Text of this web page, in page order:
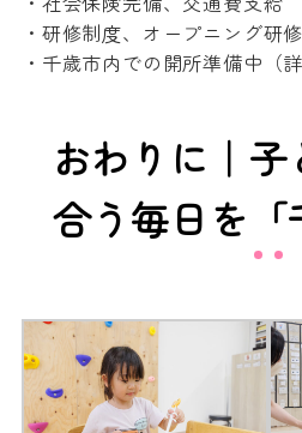
・研修制度、オープニング研
・千歳市内での開所準備中（
おわりに｜子
合う毎日を「